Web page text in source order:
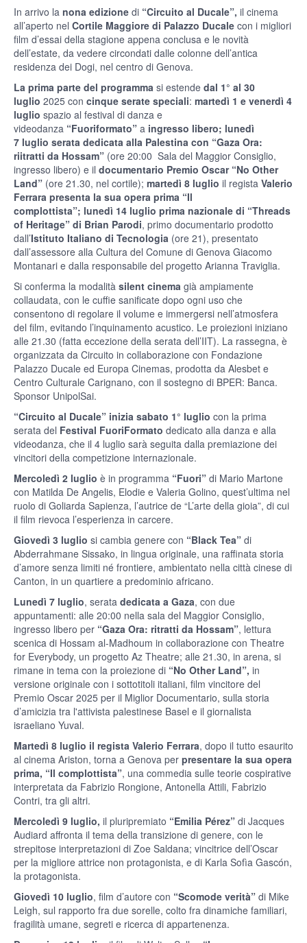
In arrivo la nona edizione di “Circuito al Ducale”, il cinema
all’aperto nel Cortile Maggiore di Palazzo Ducale con i migliori
film d’essai della stagione appena conclusa e le novità
dell’estate, da vedere circondati dalle colonne dell’antica
residenza dei Dogi, nel centro di Genova.
La prima parte del programma si estende dal 1° al 30
luglio 2025 con cinque serate speciali: martedì 1 e venerdì 4
luglio spazio al festival di danza e
videodanza “Fuoriformato” a ingresso libero; lunedì
7 luglio serata dedicata alla Palestina con “Gaza Ora:
riitratti da Hossam” (ore 20:00 Sala del Maggior Consiglio,
ingresso libero) e il documentario Premio Oscar “No Other
Land” (ore 21.30, nel cortile); martedì 8 luglio il regista Valerio
Ferrara presenta la sua opera prima “Il
complottista”; lunedì 14 luglio prima nazionale di “Threads
of Heritage” di Brian Parodi, primo documentario prodotto
dall’Istituto Italiano di Tecnologia (ore 21), presentato
dall’assessore alla Cultura del Comune di Genova Giacomo
Montanari e dalla responsabile del progetto Arianna Traviglia.
Si conferma la modalità silent cinema già ampiamente
collaudata, con le cuffie sanificate dopo ogni uso che
consentono di regolare il volume e immergersi nell’atmosfera
del film, evitando l’inquinamento acustico. Le proiezioni iniziano
alle 21.30 (fatta eccezione della serata dell’IIT). La rassegna, è
organizzata da Circuito in collaborazione con Fondazione
Palazzo Ducale ed Europa Cinemas, prodotta da Alesbet e
Centro Culturale Carignano, con il sostegno di BPER: Banca.
Sponsor UnipolSai.
“Circuito al Ducale” inizia sabato 1° luglio con la prima
serata del Festival FuoriFormato dedicato alla danza e alla
videodanza, che il 4 luglio sarà seguita dalla premiazione dei
vincitori della competizione internazionale.
Mercoledì 2 luglio è in programma “Fuori” di Mario Martone
con Matilda De Angelis, Elodie e Valeria Golino, quest’ultima nel
ruolo di Goliarda Sapienza, l’autrice de “L’arte della gioia”, di cui
il film rievoca l’esperienza in carcere.
Giovedì 3 luglio si cambia genere con “Black Tea” di
Abderrahmane Sissako, in lingua originale, una raffinata storia
d’amore senza limiti né frontiere, ambientato nella città cinese di
Canton, in un quartiere a predominio africano.
Lunedì 7 luglio, serata dedicata a Gaza, con due
appuntamenti: alle 20:00 nella sala del Maggior Consiglio,
ingresso libero per “Gaza Ora: ritratti da Hossam”, lettura
scenica di Hossam al-Madhoum in collaborazione con Theatre
for Everybody, un progetto Az Theatre; alle 21.30, in arena, si
rimane in tema con la proiezione di “No Other Land”, in
versione originale con i sottotitoli italiani, film vincitore del
Premio Oscar 2025 per il Miglior Documentario, sulla storia
d’amicizia tra l'attivista palestinese Basel e il giornalista
israeliano Yuval.
Martedì 8 luglio il regista Valerio Ferrara, dopo il tutto esaurito
al cinema Ariston, torna a Genova per presentare la sua opera
prima, “Il complottista”, una commedia sulle teorie cospirative
interpretata da Fabrizio Rongione, Antonella Attili, Fabrizio
Contri, tra gli altri.
Mercoledì 9 luglio, il pluripremiato “Emilia Pérez” di Jacques
Audiard affronta il tema della transizione di genere, con le
strepitose interpretazioni di Zoe Saldana; vincitrice dell’Oscar
per la migliore attrice non protagonista, e di Karla Sofìa Gascón,
la protagonista.
Giovedì 10 luglio, film d’autore con “Scomode verità” di Mike
Leigh, sul rapporto fra due sorelle, colto fra dinamiche familiari,
fragilità umane, segreti e ricerca di appartenenza.